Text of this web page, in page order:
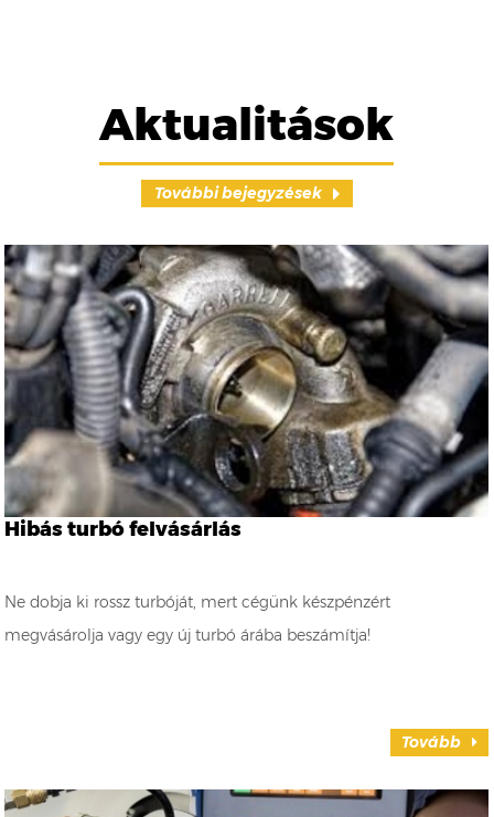
Aktualitások
További bejegyzések
Hibás turbó felvásárlás
Ne dobja ki rossz turbóját, mert cégünk készpénzért
megvásárolja vagy egy új turbó árába beszámítja!
Tovább